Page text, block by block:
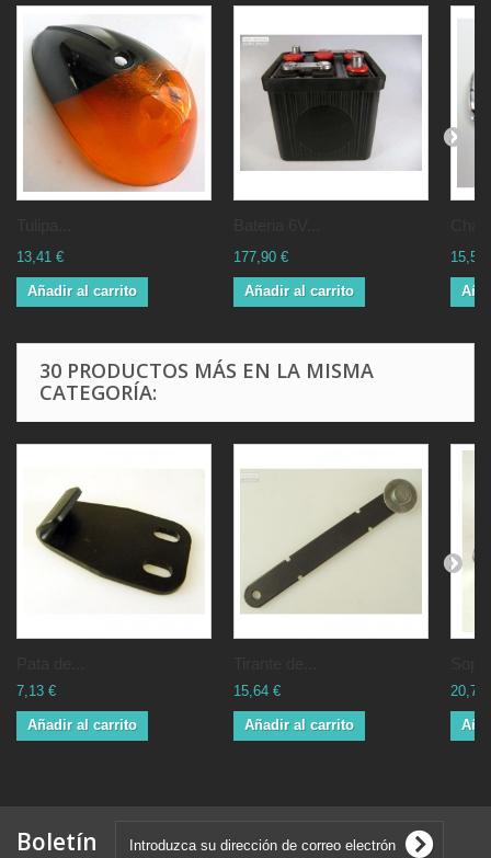
13,41 €
Añadir al carrito
177,90 €
Añadir al carrito
15,53
30 PRODUCTOS MÁS EN LA MISMA
CATEGORÍA:
7,13 €
Añadir al carrito
15,64 €
Añadir al carrito
20,70
Boletín